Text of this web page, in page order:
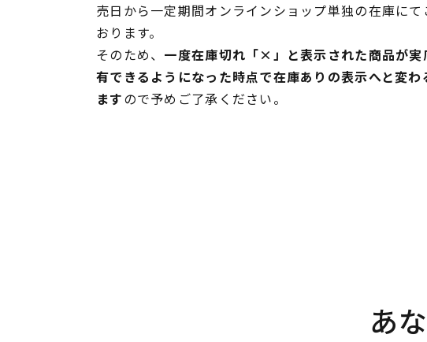
売日から一定期間オンラインショップ単独の在庫にて
おります。
そのため、 一度在庫切れ「×」と表示された商品が実
有できるようになった時点で在庫ありの表示へと変わ
ますので予めご了承ください。
あ